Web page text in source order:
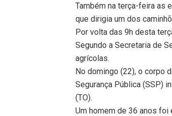
Também na terça-feira as
que dirigia um dos
Por volta das 9h desta
Segundo a Secretaria de
agrícolas.
No domingo (22), o corpo
Segurança Pública (SSP)
(TO).
Um homem de 36 anos